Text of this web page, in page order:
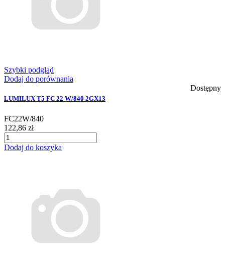
Szybki podgląd
Dodaj do porównania
Dostępny
LUMILUX T5 FC 22 W/840 2GX13
FC22W/840
122,86 zł
Dodaj do koszyka